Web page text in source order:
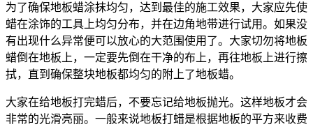
为了确保地板蜡涂抹均匀，达到最佳的施工效果，大家应先使
蜡在涂饰的工具上均匀分布，并在边角地带进行试用。如果没
有出现什么异常便可以放心的大范围使用了。大家切勿将地板
蜡倒在地板上，一定要先倒在干净的布上，再往地板上进行擦
拭，直到确保整块地板都均匀的附上了地板蜡。
大家在给地板打完蜡后，不要忘记给地板抛光。这样地板才会
非常的光滑亮丽。一般来说地板打蜡是根据地板的平方来收费